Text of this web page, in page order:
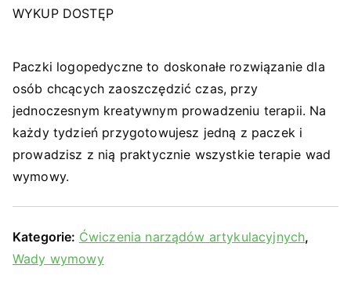
WYKUP DOSTĘP
Paczki logopedyczne to doskonałe rozwiązanie dla
osób chcących zaoszczędzić czas, przy
jednoczesnym kreatywnym prowadzeniu terapii. Na
każdy tydzień przygotowujesz jedną z paczek i
prowadzisz z nią praktycznie wszystkie terapie wad
wymowy.
Kategorie: Ćwiczenia narządów artykulacyjnych,
Wady wymowy